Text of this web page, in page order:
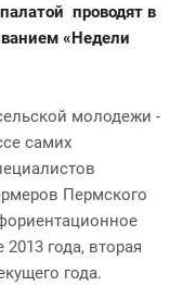
проводят в
«Недели
молодежи -
самих
Пермского
года, вторая
года.